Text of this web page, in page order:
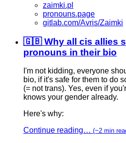
zaimki.pl
pronouns.page
gitlab.com/Avris/Zaimki
🇬🇧 Why all cis allies
pronouns in their bio
I'm not kidding, everyone
bio, if it's safe for them to do
(= not trans). Yes, even if
knows your gender already.
Here's why:
Continue reading… (~2 min